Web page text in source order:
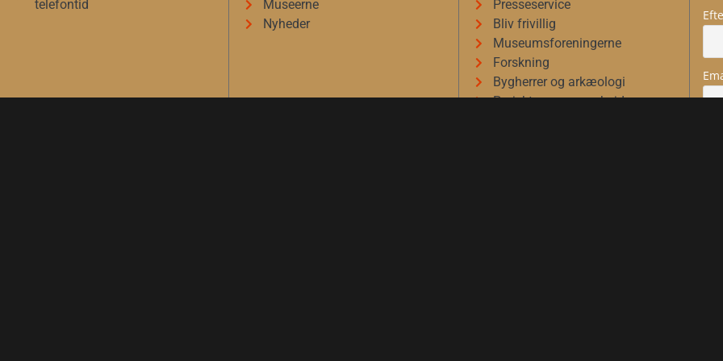
telefontid
Museerne
Nyheder
Presseservice
Bliv frivillig
Museumsforeningerne
Forskning
Bygherrer og arkæologi
Projekter og samarbejder